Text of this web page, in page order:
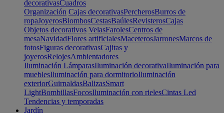
decorativasCuadros
Organización Cajas decorativasPercherosBurros de
ropaJoyerosBiombosCestasBaúlesRevisterosCajas
Objetos decorativos VelasFarolesCentros de
mesaNavidadFlores artificialesMaceterosJarronesMarcos de
fotosFiguras decorativasCajitas y
joyerosRelojesAmbientadores
Iluminación LámparasIluminación decorativaIluminación para
mueblesIluminación para dormitorioIluminación
exteriorGuirnaldasBalizasSmart
LightBombillasFocosIluminación con rielesCintas Led
Tendencias y temporadas
Jardín